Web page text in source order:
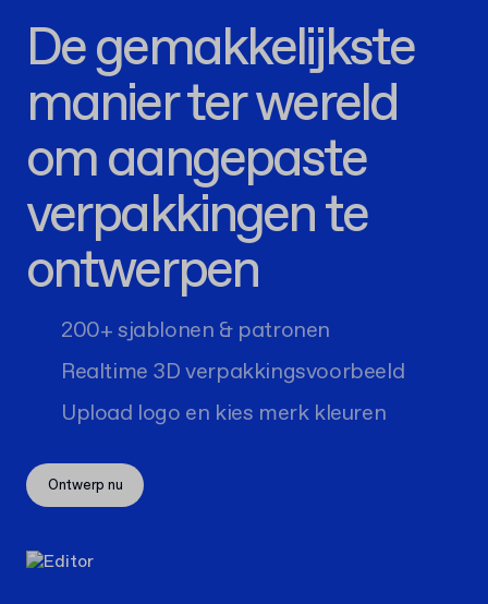
De gemakkelijkste
manier ter wereld
om aangepaste
verpakkingen te
ontwerpen
200+ sjablonen & patronen
Realtime 3D verpakkingsvoorbeeld
Upload logo en kies merk kleuren
Ontwerp nu